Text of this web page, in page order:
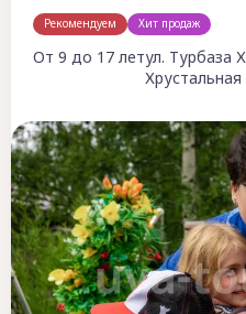
Рекомендуем Хит продаж
От 9 до 17 летул. Турбаза
Хрустальная